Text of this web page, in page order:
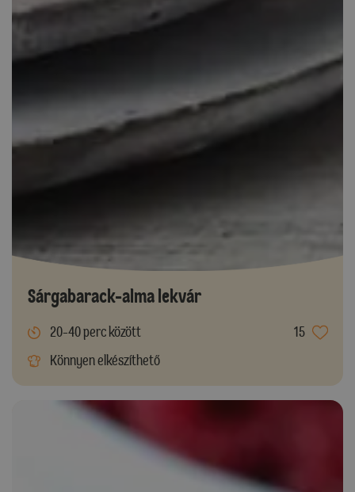
Sárgabarack-alma lekvár
20-40 perc között
15
Könnyen elkészíthető